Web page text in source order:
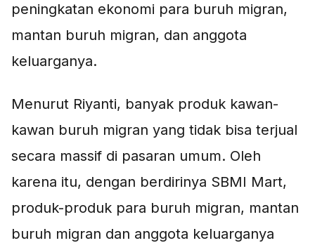
peningkatan ekonomi para buruh migran,
mantan buruh migran, dan anggota
keluarganya.
Menurut Riyanti, banyak produk kawan-
kawan buruh migran yang tidak bisa terjual
secara massif di pasaran umum. Oleh
karena itu, dengan berdirinya SBMI Mart,
produk-produk para buruh migran, mantan
buruh migran dan anggota keluarganya